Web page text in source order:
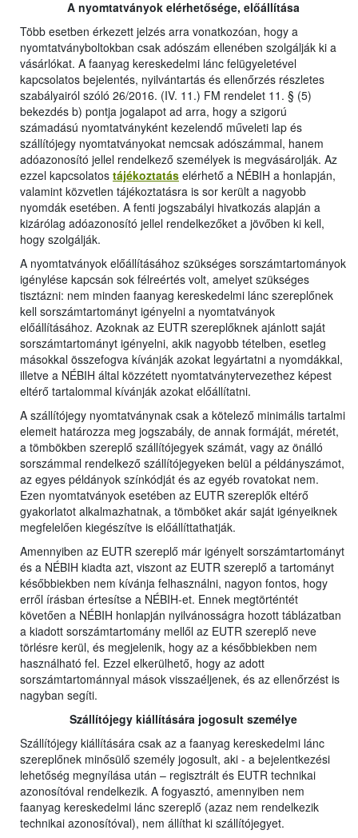
A nyomtatványok elérhetősége, előállítása
Több esetben érkezett jelzés arra vonatkozóan, hogy a
nyomtatványboltokban csak adószám ellenében szolgálják ki a
vásárlókat. A faanyag kereskedelmi lánc felügyeletével
kapcsolatos bejelentés, nyilvántartás és ellenőrzés részletes
szabályairól szóló 26/2016. (IV. 11.) FM rendelet 11. § (5)
bekezdés b) pontja jogalapot ad arra, hogy a szigorú
számadású nyomtatványként kezelendő műveleti lap és
szállítójegy nyomtatványokat nemcsak adószámmal, hanem
adóazonosító jellel rendelkező személyek is megvásárolják. Az
ezzel kapcsolatos tájékoztatás elérhető a NÉBIH a honlapján,
valamint közvetlen tájékoztatásra is sor került a nagyobb
nyomdák esetében. A fenti jogszabályi hivatkozás alapján a
kizárólag adóazonosító jellel rendelkezőket a jövőben ki kell,
hogy szolgálják.
A nyomtatványok előállításához szükséges sorszámtartományok
igénylése kapcsán sok félreértés volt, amelyet szükséges
tisztázni: nem minden faanyag kereskedelmi lánc szereplőnek
kell sorszámtartományt igényelni a nyomtatványok
előállításához. Azoknak az EUTR szereplőknek ajánlott saját
sorszámtartományt igényelni, akik nagyobb tételben, esetleg
másokkal összefogva kívánják azokat legyártatni a nyomdákkal,
illetve a NÉBIH által közzétett nyomtatványtervezethez képest
eltérő tartalommal kívánják azokat előállítatni.
A szállítójegy nyomtatványnak csak a kötelező minimális tartalmi
elemeit határozza meg jogszabály, de annak formáját, méretét,
a tömbökben szereplő szállítójegyek számát, vagy az önálló
sorszámmal rendelkező szállítójegyeken belül a példányszámot,
az egyes példányok színkódját és az egyéb rovatokat nem.
Ezen nyomtatványok esetében az EUTR szereplők eltérő
gyakorlatot alkalmazhatnak, a tömböket akár saját igényeiknek
megfelelően kiegészítve is előállíttathatják.
Amennyiben az EUTR szereplő már igényelt sorszámtartományt
és a NÉBIH kiadta azt, viszont az EUTR szereplő a tartományt
későbbiekben nem kívánja felhasználni, nagyon fontos, hogy
erről írásban értesítse a NÉBIH-et. Ennek megtörténtét
követően a NÉBIH honlapján nyilvánosságra hozott táblázatban
a kiadott sorszámtartomány mellől az EUTR szereplő neve
törlésre kerül, és megjelenik, hogy az a későbbiekben nem
használható fel. Ezzel elkerülhető, hogy az adott
sorszámtartománnyal mások visszaéljenek, és az ellenőrzést is
nagyban segíti.
Szállítójegy kiállítására jogosult személye
Szállítójegy kiállítására csak az a faanyag kereskedelmi lánc
szereplőnek minősülő személy jogosult, aki - a bejelentkezési
lehetőség megnyílása után – regisztrált és EUTR technikai
azonosítóval rendelkezik. A fogyasztó, amennyiben nem
faanyag kereskedelmi lánc szereplő (azaz nem rendelkezik
technikai azonosítóval), nem állíthat ki szállítójegyet.